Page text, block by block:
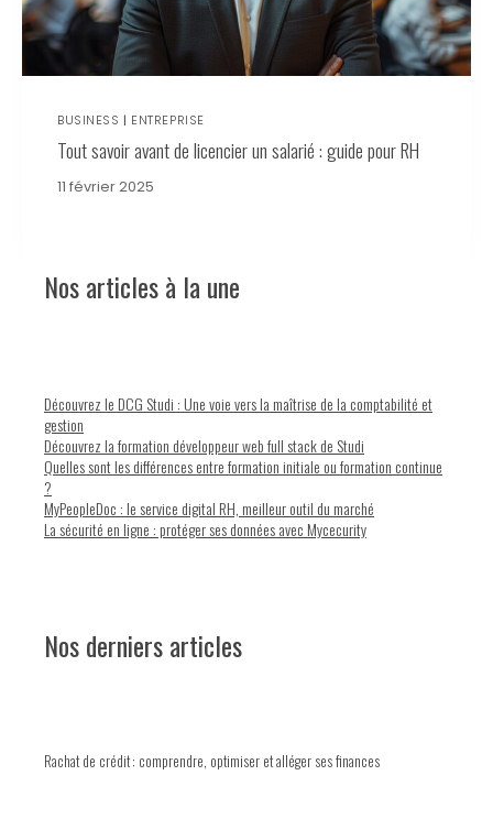
BUSINESS | ENTREPRISE
Tout savoir avant de licencier un salarié : guide pour RH
11 février 2025
Nos articles à la une
Découvrez le DCG Studi : Une voie vers la maîtrise de la comptabilité et
gestion
Découvrez la formation développeur web full stack de Studi
Quelles sont les différences entre formation initiale ou formation continue
?
MyPeopleDoc : le service digital RH, meilleur outil du marché
La sécurité en ligne : protéger ses données avec Mycecurity
Nos derniers articles
Rachat de crédit : comprendre, optimiser et alléger ses finances